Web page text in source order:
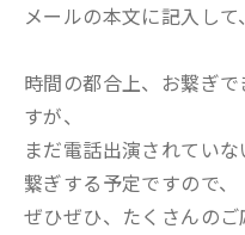
メールの本文に記入して
時間の都合上、お繋ぎ
すが、
まだ電話出演されてい
繋ぎする予定ですので、
ぜひぜひ、たくさんの